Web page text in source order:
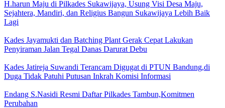
H.harun Maju di Pilkades Sukawijaya, Usung Visi Desa Maju,
Sejahtera, Mandiri, dan Religius Bangun Sukawijaya Lebih Baik
Lagi
Kades Jayamukti dan Batching Plant Gerak Cepat Lakukan
Penyiraman Jalan Tegal Danas Darurat Debu
Kades Jatireja Suwandi Terancam Digugat di PTUN Bandung,di
Duga Tidak Patuhi Putusan Inkrah Komisi Informasi
Endang S.Nasidi Resmi Daftar Pilkades Tambun,Komitmen
Perubahan